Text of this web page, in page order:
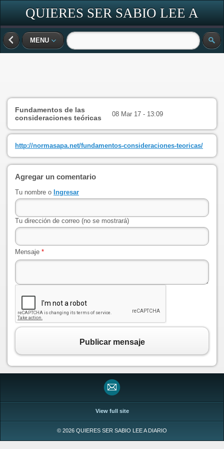
QUIERES SER SABIO LEE A
MENU
Fundamentos de las
consideraciones teóricas
08 Mar 17 - 13:09
http://normasapa.net/fundamentos-consideraciones-teoricas/
Agregar un comentario
Tu nombre o Ingresar
Tu dirección de correo (no se mostrará)
Mensaje *
Publicar mensaje
View full site
© 2026 QUIERES SER SABIO LEE A DIARIO